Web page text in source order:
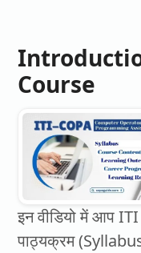
Course
इन वीडियो में आप
पाठ्यक्रम